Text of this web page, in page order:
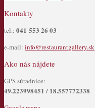
Kontakty
tel.: 041 553 26 03
e-mail: info@restaurantgallery.sk
Ako nás nájdete
GPS súradnice:
49.223998451 / 18.557772338